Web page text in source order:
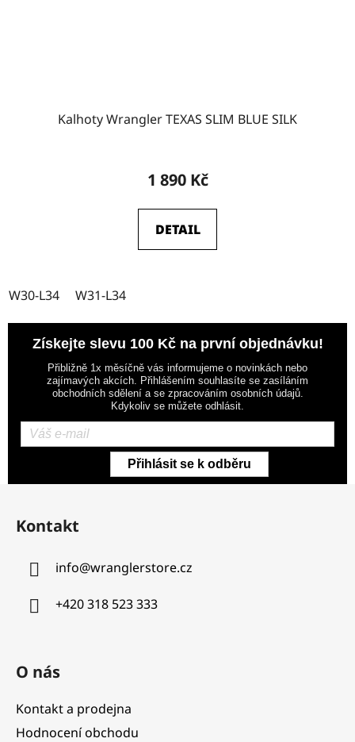
Kalhoty Wrangler TEXAS SLIM BLUE SILK
1 890 Kč
DETAIL
W30-L34 W31-L34
Získejte slevu 100 Kč na první objednávku!
Přibližně 1x měsíčně vás informujeme o novinkách nebo
zajímavých akcích. Přihlášením souhlasíte se zasíláním
obchodních sdělení a se zpracováním osobních údajů.
Kdykoliv se můžete odhlásit.
Přihlásit se k odběru
Z
Kontakt
info@wranglerstore.cz
+420 318 523 333
O nás
Kontakt a prodejna
Hodnocení obchodu